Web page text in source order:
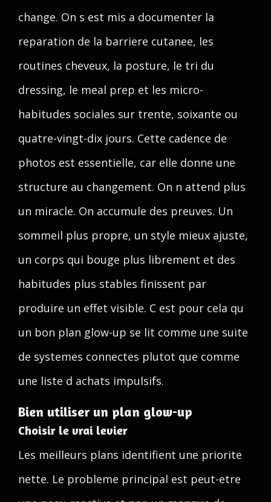
change. On s est mis a documenter la
reparation de la barriere cutanee, les
routines cheveux, la posture, le tri du
dressing, le meal prep et les micro-
habitudes sociales sur trente, soixante ou
quatre-vingt-dix jours. Cette cadence de
photos est essentielle, car elle donne une
structure au changement. On n attend plus
un miracle. On accumule des preuves. Un
sommeil plus propre, un style mieux ajuste,
un corps qui bouge plus librement et des
habitudes plus stables finissent par
produire un effet visible. C est pour cela qu
un bon plan glow-up se lit comme une suite
de systemes connectes plutot que comme
une liste d achats impulsifs.
Bien utiliser un plan glow-up
Choisir le vrai levier
Les meilleurs plans identifient une priorite
nette. Le probleme principal est peut-etre